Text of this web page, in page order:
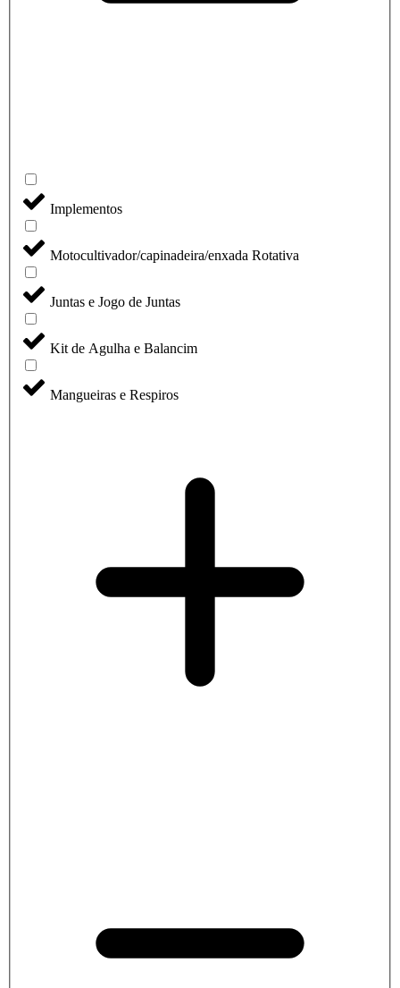
Implementos
Motocultivador/capinadeira/enxada Rotativa
Juntas e Jogo de Juntas
Kit de Agulha e Balancim
Mangueiras e Respiros